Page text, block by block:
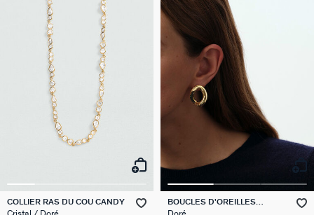
COLLIER RAS DU COU CANDY
BOUCLES D'OREILLES
PENDANTES REAUMUR